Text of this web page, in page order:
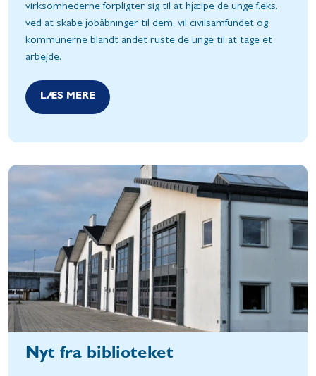
virksomhederne forpligter sig til at hjælpe de unge f.eks.
ved at skabe jobåbninger til dem, vil civilsamfundet og
kommunerne blandt andet ruste de unge til at tage et
arbejde.
LÆS MERE
Nyt fra biblioteket